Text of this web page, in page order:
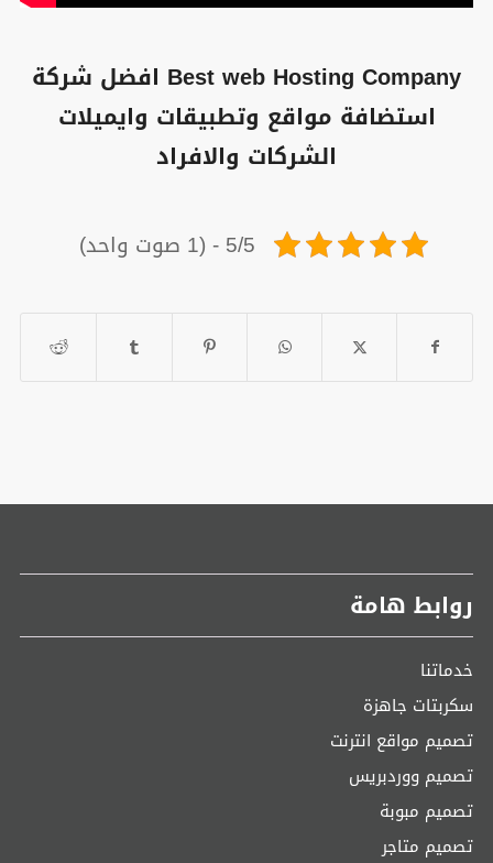
Best web Hosting Company افضل شركة
استضافة مواقع وتطبيقات وايميلات
الشركات والافراد
5/5 - (1 صوت واحد)
روابط هامة
خدماتنا
سكربتات جاهزة
تصميم مواقع انترنت
تصميم ووردبريس
تصميم مبوبة
تصميم متاجر